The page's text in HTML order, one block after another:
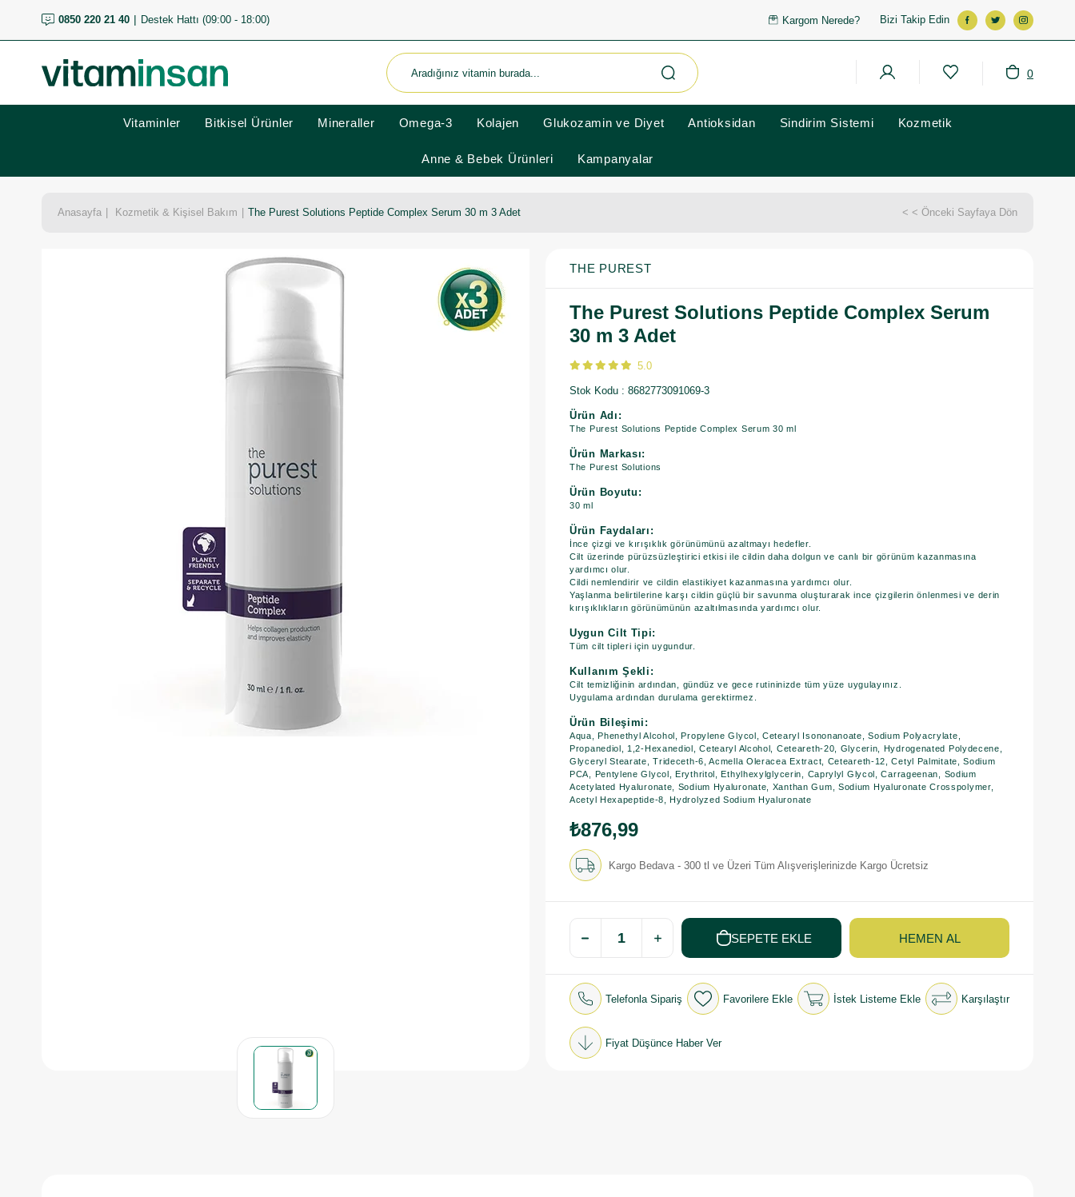
0850 220 21 40 Destek Hattı (09:00 - 18:00) Kargom Nerede? Bizi Takip Edin
0
Vitaminler Bitkisel Ürünler Mineraller Omega-3 Kolajen Glukozamin ve Diyet Antioksidan Sindirim Sistemi Kozmetik
Anne & Bebek Ürünleri Kampanyalar
Anasayfa Kozmetik & Kişisel Bakım The Purest Solutions Peptide Complex Serum 30 m 3 Adet < < Önceki Sayfaya Dön
THE PUREST
The Purest Solutions Peptide Complex Serum
30 m 3 Adet
5.0
Stok Kodu 8682773091069-3
Ürün Adı:
The Purest Solutions Peptide Complex Serum 30 ml
Ürün Markası:
The Purest Solutions
Ürün Boyutu:
30 ml
Ürün Faydaları:
İnce çizgi ve kırışıklık görünümünü azaltmayı hedefler.
Cilt üzerinde pürüzsüzleştirici etkisi ile cildin daha dolgun ve canlı bir görünüm kazanmasına
yardımcı olur.
Cildi nemlendirir ve cildin elastikiyet kazanmasına yardımcı olur.
Yaşlanma belirtilerine karşı cildin güçlü bir savunma oluşturarak ince çizgilerin önlenmesi ve derin
kırışıklıkların görünümünün azaltılmasında yardımcı olur.
Uygun Cilt Tipi:
Tüm cilt tipleri için uygundur.
Kullanım Şekli:
Cilt temizliğinin ardından, gündüz ve gece rutininizde tüm yüze uygulayınız.
​Uygulama ardından durulama gerektirmez.
Ürün Bileşimi:
Aqua, Phenethyl Alcohol, Propylene Glycol, Cetearyl Isononanoate, Sodium Polyacrylate,
Propanediol, 1,2-Hexanediol, Cetearyl Alcohol, Ceteareth-20, Glycerin, Hydrogenated Polydecene,
Glyceryl Stearate, Trideceth-6, Acmella Oleracea Extract, Ceteareth-12, Cetyl Palmitate, Sodium
PCA, Pentylene Glycol, Erythritol, Ethylhexylglycerin, Caprylyl Glycol, Carrageenan, Sodium
Acetylated Hyaluronate, Sodium Hyaluronate, Xanthan Gum, Sodium Hyaluronate Crosspolymer,
Acetyl Hexapeptide-8, Hydrolyzed Sodium Hyaluronate
₺876,99
Kargo Bedava - 300 tl ve Üzeri Tüm Alışverişlerinizde Kargo Ücretsiz
Telefonla Sipariş Favorilere Ekle İstek Listeme Ekle Karşılaştır
Fiyat Düşünce Haber Ver